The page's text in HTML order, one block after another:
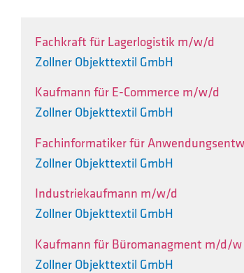
Fachkraft für Lagerlogistik m/w/d
Zollner Objekttextil GmbH
Kaufmann für E-Commerce m/w/d
Zollner Objekttextil GmbH
Fachinformatiker für
Zollner Objekttextil GmbH
Industriekaufmann m/w/d
Zollner Objekttextil GmbH
Kaufmann für Büromanagment m/d/w
Zollner Objekttextil GmbH